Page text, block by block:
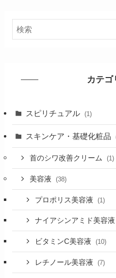
カテゴ
スピリチュアル (1)
スキンケア・基礎化粧品
首のシワ改善クリーム (1)
美容液 (38)
プロポリス美容液 (1)
ナイアシンアミド美容液
ビタミンC美容液 (10)
レチノール美容液 (7)